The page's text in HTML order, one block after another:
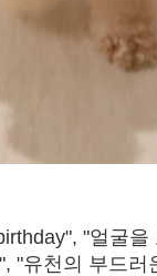
"얼굴
"유천의 부드러